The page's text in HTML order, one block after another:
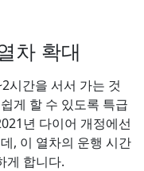
차 확대
시간을 서서 가는 것
게 할 수 있도록 특급
년 다이어 개정에선
, 이 열차의 운행 시간
게 합니다.